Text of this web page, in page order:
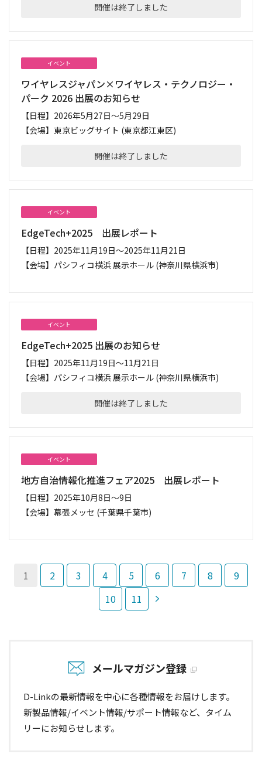
開催は終了しました
イベント
ワイヤレスジャパン×ワイヤレス・テクノロジー・
パーク 2026 出展のお知らせ
【日程】 2026年5月27日～5月29日
【会場】 東京ビッグサイト (東京都江東区)
開催は終了しました
イベント
EdgeTech+2025 出展レポート
【日程】 2025年11月19日～2025年11月21日
【会場】 パシフィコ横浜 展示ホール (神奈川県横浜市)
イベント
EdgeTech+2025 出展のお知らせ
【日程】 2025年11月19日～11月21日
【会場】 パシフィコ横浜 展示ホール (神奈川県横浜市)
開催は終了しました
イベント
地方自治情報化推進フェア2025 出展レポート
【日程】 2025年10月8日～9日
【会場】 幕張メッセ (千葉県千葉市)
1 2 3 4 5 6 7 8
9
10
11
メールマガジン登録
D-Linkの最新情報を中心に各種情報をお届けします。
新製品情報/イベント情報/サポート情報など、タイム
リーにお知らせします。